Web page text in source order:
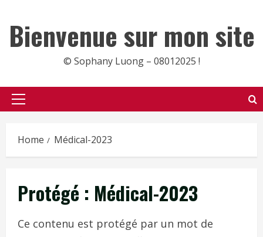
content
Bienvenue sur mon site
© Sophany Luong – 08012025 !
Primary
Home Médical-2023
Protégé : Médical-2023
Ce contenu est protégé par un mot de